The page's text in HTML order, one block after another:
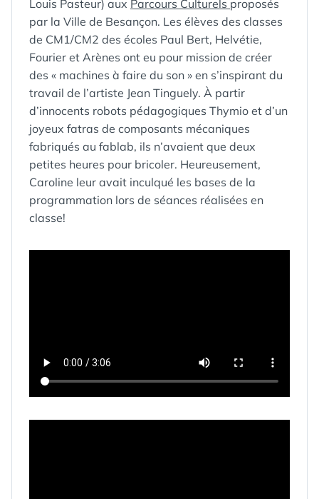
Louis Pasteur) aux Parcours Culturels proposés
par la Ville de Besançon. Les élèves des classes
de CM1/CM2 des écoles Paul Bert, Helvétie,
Fourier et Arènes ont eu pour mission de créer
des « machines à faire du son » en s’inspirant du
travail de l’artiste Jean Tinguely. À partir
d’innocents robots pédagogiques Thymio et d’un
joyeux fatras de composants mécaniques
fabriqués au fablab, ils n’avaient que deux
petites heures pour bricoler. Heureusement,
Caroline leur avait inculqué les bases de la
programmation lors de séances réalisées en
classe!